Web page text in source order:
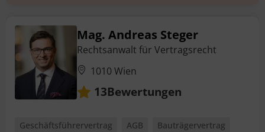
Mag. Andreas Steger
Rechtsanwalt für Vertragsrecht
1010 Wien
13Bewertungen
Geschäftsführervertrag AGB
Bauträgervertrag